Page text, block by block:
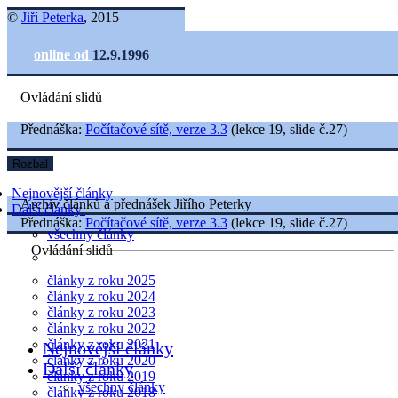
© Jiří Peterka, 2015
online od 12.9.1996
Ovládání slidů
Nejnovější články
Další články
všechny články
články z roku 2025
články z roku 2024
články z roku 2023
články z roku 2022
články z roku 2021
články z roku 2020
články z roku 2019
články z roku 2018
Přednáška: Počítačové sítě, verze 3.3 (lekce 19, slide č.27)
Rozbal
Archiv článků a přednášek Jiřího Peterky
Přednáška: Počítačové sítě, verze 3.3 (lekce 19, slide č.27)
Ovládání slidů
Nejnovější články
Další články
všechny články